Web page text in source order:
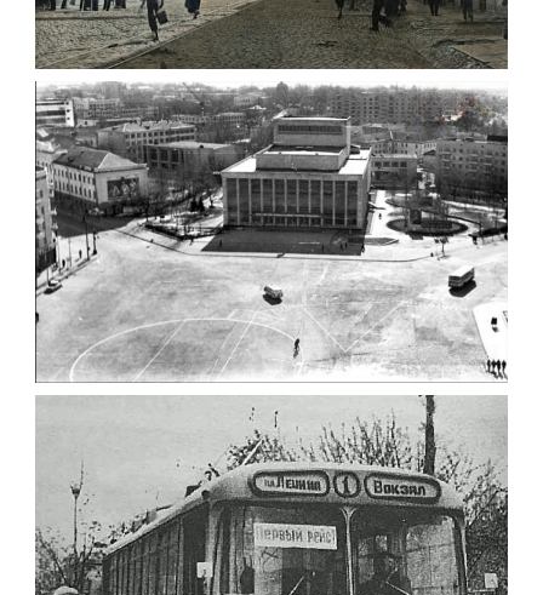
ВУЛИЦЯ ЧУДНІВСЬКА ЖИТОМИР 1934
Фото Житомира періоду
від 1917 року до початку
Другої світової війни.
Leave a comment
ФОТО ЖИТОМИРА 1982
Фото Житомир (1980-
1990)
Leave a comment